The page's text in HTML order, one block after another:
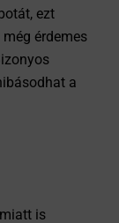
ezt
érdemes
a
is